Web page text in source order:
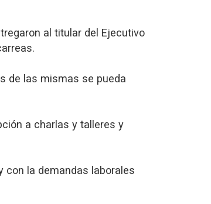
al titular del Ejecutivo
de las mismas se pueda
a charlas y talleres y
con la demandas laborales